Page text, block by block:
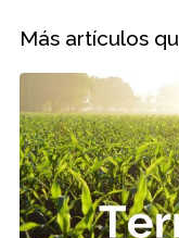
Más artículos